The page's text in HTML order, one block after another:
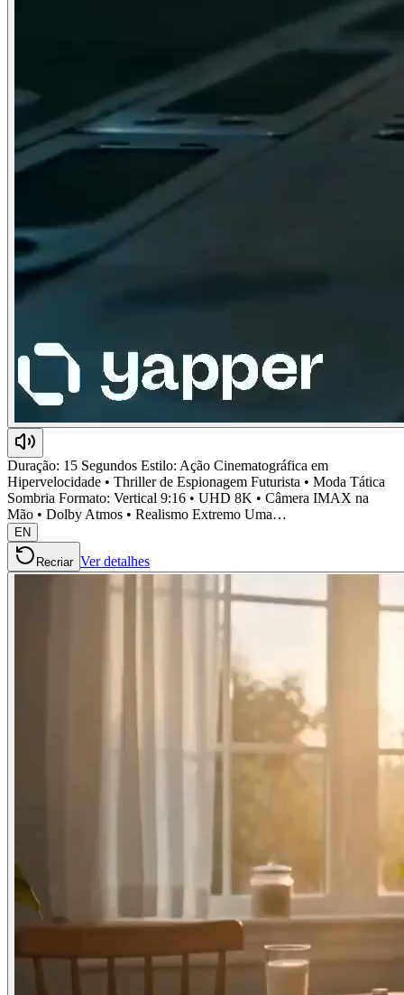
Duração: 15 Segundos Estilo: Ação Cinematográfica em
Hipervelocidade • Thriller de Espionagem Futurista • Moda Tática
Sombria Formato: Vertical 9:16 • UHD 8K • Câmera IMAX na
Mão • Dolby Atmos • Realismo Extremo Uma…
EN
Recriar Ver detalhes